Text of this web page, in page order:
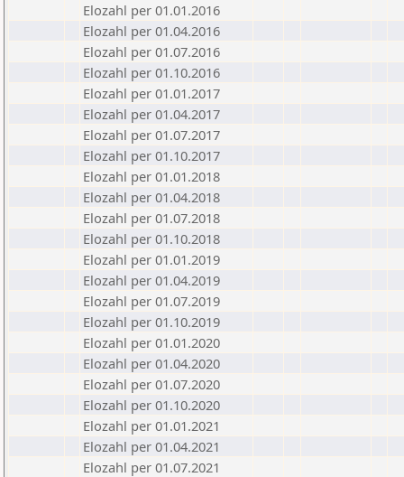
Elozahl per 01.01.2016
Elozahl per 01.04.2016
Elozahl per 01.07.2016
Elozahl per 01.10.2016
Elozahl per 01.01.2017
Elozahl per 01.04.2017
Elozahl per 01.07.2017
Elozahl per 01.10.2017
Elozahl per 01.01.2018
Elozahl per 01.04.2018
Elozahl per 01.07.2018
Elozahl per 01.10.2018
Elozahl per 01.01.2019
Elozahl per 01.04.2019
Elozahl per 01.07.2019
Elozahl per 01.10.2019
Elozahl per 01.01.2020
Elozahl per 01.04.2020
Elozahl per 01.07.2020
Elozahl per 01.10.2020
Elozahl per 01.01.2021
Elozahl per 01.04.2021
Elozahl per 01.07.2021